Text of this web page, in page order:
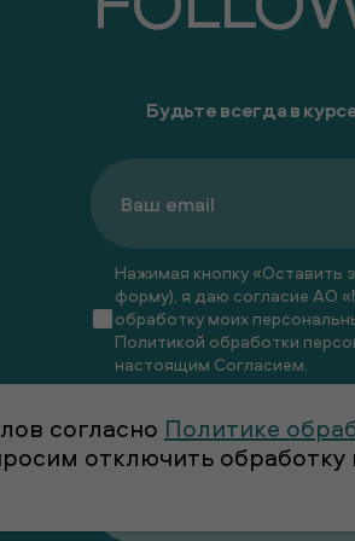
Будьте всегда в
Нажимая кнопку «Оставить
форму), я даю согласие АО
обработку моих
Политикой обработки
настоящим Согласием.
информационных рассылок
согласно Политике
отключить обработку